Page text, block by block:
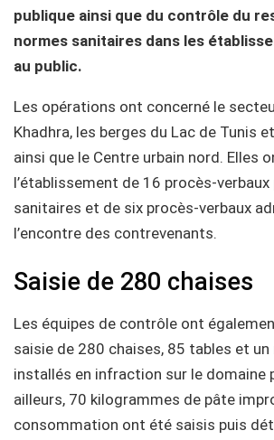
publique ainsi que du contrôle du
normes sanitaires dans les
au public.
Les opérations ont concerné le
Khadhra, les berges du Lac de Tunis
ainsi que le Centre urbain nord. Elles
l’établissement de 16 procès-
sanitaires et de six procès-verbaux
l’encontre des contrevenants.
Saisie de 280 chaises
Les équipes de contrôle ont
saisie de 280 chaises, 85 tables et
installés en infraction sur le domaine
ailleurs, 70 kilogrammes de pâte
consommation ont été saisis puis